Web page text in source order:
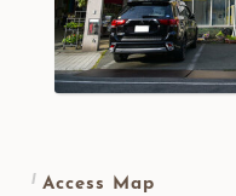
Access Map